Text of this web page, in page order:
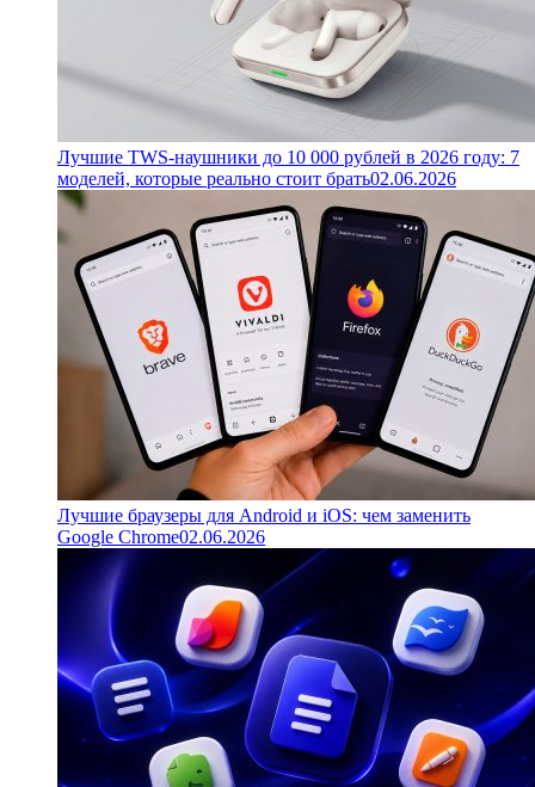
Лучшие TWS-наушники до 10 000 рублей в 2026 году: 7
моделей, которые реально стоит брать02.06.2026
Лучшие браузеры для Android и iOS: чем заменить
Google Chrome02.06.2026